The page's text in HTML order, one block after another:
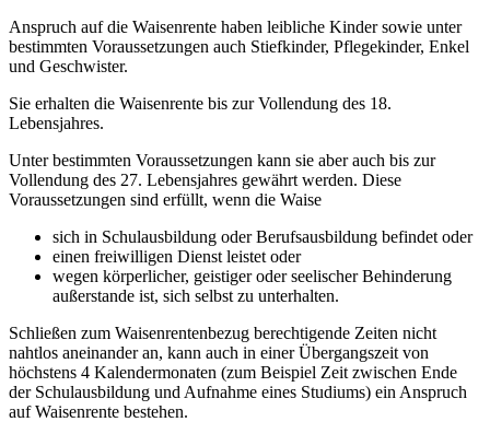
Anspruch auf die Waisenrente haben leibliche Kinder sowie unter
bestimmten Voraussetzungen auch Stiefkinder, Pflegekinder, Enkel
und Geschwister.
Sie erhalten die Waisenrente bis zur Vollendung des 18.
Lebensjahres.
Unter bestimmten Voraussetzungen kann sie aber auch bis zur
Vollendung des 27. Lebensjahres gewährt werden. Diese
Voraussetzungen sind erfüllt, wenn die Waise
sich in Schulausbildung oder Berufsausbildung befindet oder
einen freiwilligen Dienst leistet oder
wegen körperlicher, geistiger oder seelischer Behinderung
außerstande ist, sich selbst zu unterhalten.
Schließen zum Waisenrentenbezug berechtigende Zeiten nicht
nahtlos aneinander an, kann auch in einer Übergangszeit von
höchstens 4 Kalendermonaten (zum Beispiel Zeit zwischen Ende
der Schulausbildung und Aufnahme eines Studiums) ein Anspruch
auf Waisenrente bestehen.